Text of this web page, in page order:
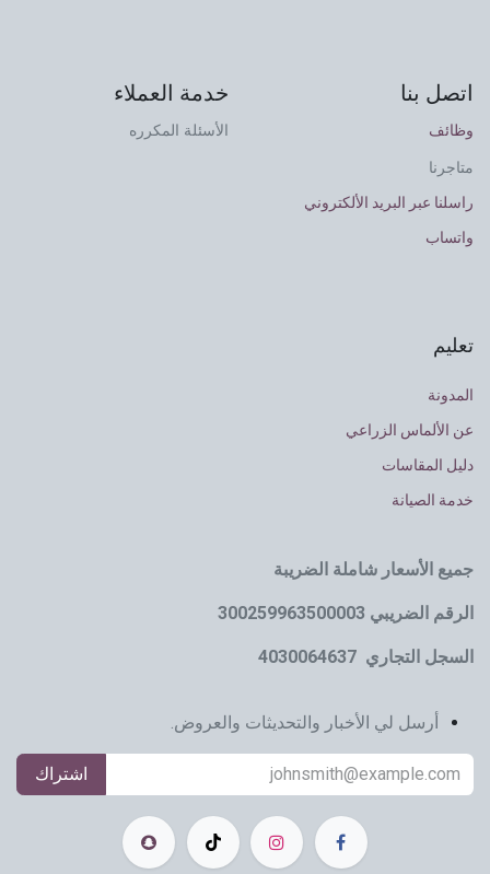
اتصل بنا
وظائف
متاجرنا
راسلنا عبر البريد الألكتروني
واتساب
خدمة العملاء
الأسئلة المكرره
تعليم
المدونة
عن الألماس الزراعي
دليل المقاسات
خدمة الصيانة
جميع الأسعار شاملة الضريبة
الرقم الضريبي 300259963500003
السجل التجاري 4030064637
أرسل لي الأخبار والتحديثات والعروض.
اشتراك